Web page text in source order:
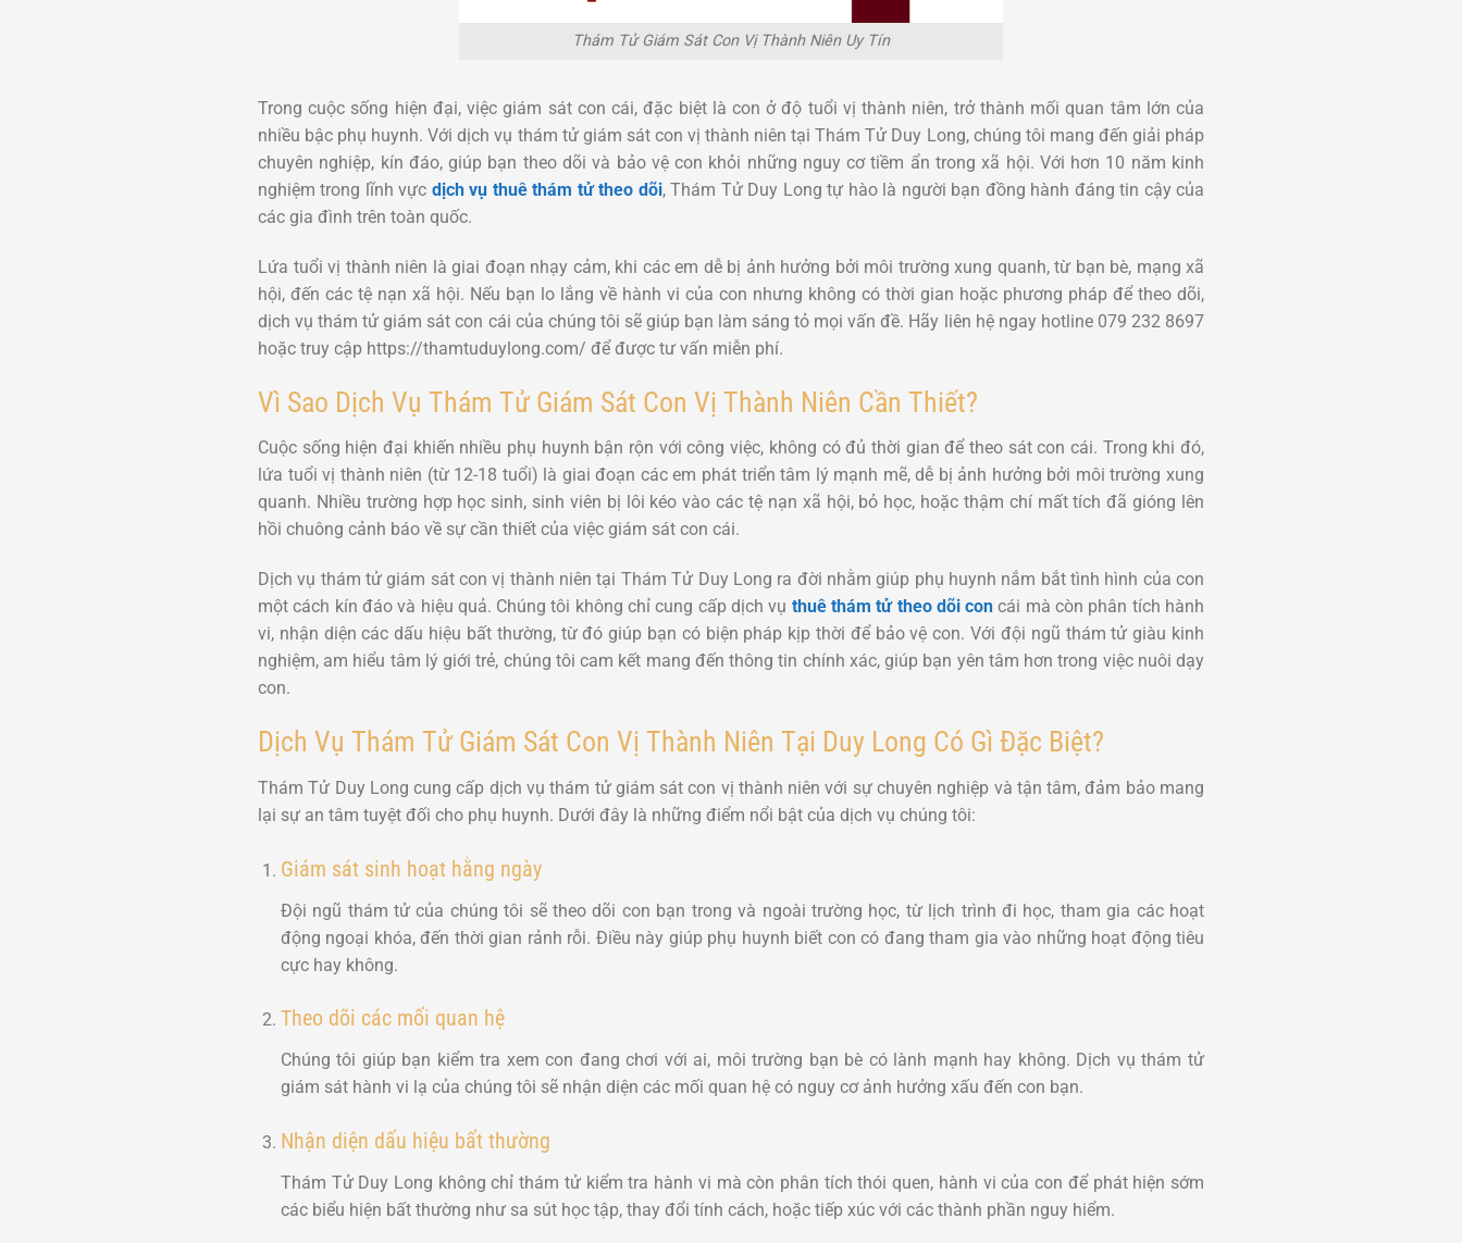
Thám Tử Giám Sát Con Vị Thành Niên Uy Tín
Trong cuộc sống hiện đại, việc giám sát con cái, đặc biệt là con ở độ tuổi vị thành niên, trở thành mối quan tâm lớn của
nhiều bậc phụ huynh. Với dịch vụ thám tử giám sát con vị thành niên tại Thám Tử Duy Long, chúng tôi mang đến giải pháp
chuyên nghiệp, kín đáo, giúp bạn theo dõi và bảo vệ con khỏi những nguy cơ tiềm ẩn trong xã hội. Với hơn 10 năm kinh
nghiệm trong lĩnh vực dịch vụ thuê thám tử theo dõi, Thám Tử Duy Long tự hào là người bạn đồng hành đáng tin cậy của
các gia đình trên toàn quốc.
Lứa tuổi vị thành niên là giai đoạn nhạy cảm, khi các em dễ bị ảnh hưởng bởi môi trường xung quanh, từ bạn bè, mạng xã
hội, đến các tệ nạn xã hội. Nếu bạn lo lắng về hành vi của con nhưng không có thời gian hoặc phương pháp để theo dõi,
dịch vụ thám tử giám sát con cái của chúng tôi sẽ giúp bạn làm sáng tỏ mọi vấn đề. Hãy liên hệ ngay hotline 079 232 8697
hoặc truy cập https://thamtuduylong.com/ để được tư vấn miễn phí.
Vì Sao Dịch Vụ Thám Tử Giám Sát Con Vị Thành Niên Cần Thiết?
Cuộc sống hiện đại khiến nhiều phụ huynh bận rộn với công việc, không có đủ thời gian để theo sát con cái. Trong khi đó,
lứa tuổi vị thành niên (từ 12-18 tuổi) là giai đoạn các em phát triển tâm lý mạnh mẽ, dễ bị ảnh hưởng bởi môi trường xung
quanh. Nhiều trường hợp học sinh, sinh viên bị lôi kéo vào các tệ nạn xã hội, bỏ học, hoặc thậm chí mất tích đã gióng lên
hồi chuông cảnh báo về sự cần thiết của việc giám sát con cái.
Dịch vụ thám tử giám sát con vị thành niên tại Thám Tử Duy Long ra đời nhằm giúp phụ huynh nắm bắt tình hình của con
một cách kín đáo và hiệu quả. Chúng tôi không chỉ cung cấp dịch vụ thuê thám tử theo dõi con cái mà còn phân tích hành
vi, nhận diện các dấu hiệu bất thường, từ đó giúp bạn có biện pháp kịp thời để bảo vệ con. Với đội ngũ thám tử giàu kinh
nghiệm, am hiểu tâm lý giới trẻ, chúng tôi cam kết mang đến thông tin chính xác, giúp bạn yên tâm hơn trong việc nuôi dạy
con.
Dịch Vụ Thám Tử Giám Sát Con Vị Thành Niên Tại Duy Long Có Gì Đặc Biệt?
Thám Tử Duy Long cung cấp dịch vụ thám tử giám sát con vị thành niên với sự chuyên nghiệp và tận tâm, đảm bảo mang
lại sự an tâm tuyệt đối cho phụ huynh. Dưới đây là những điểm nổi bật của dịch vụ chúng tôi:
Giám sát sinh hoạt hằng ngày
Đội ngũ thám tử của chúng tôi sẽ theo dõi con bạn trong và ngoài trường học, từ lịch trình đi học, tham gia các hoạt
động ngoại khóa, đến thời gian rảnh rỗi. Điều này giúp phụ huynh biết con có đang tham gia vào những hoạt động tiêu
cực hay không.
Theo dõi các mối quan hệ
Chúng tôi giúp bạn kiểm tra xem con đang chơi với ai, môi trường bạn bè có lành mạnh hay không. Dịch vụ thám tử
giám sát hành vi lạ của chúng tôi sẽ nhận diện các mối quan hệ có nguy cơ ảnh hưởng xấu đến con bạn.
Nhận diện dấu hiệu bất thường
Thám Tử Duy Long không chỉ thám tử kiểm tra hành vi mà còn phân tích thói quen, hành vi của con để phát hiện sớm
các biểu hiện bất thường như sa sút học tập, thay đổi tính cách, hoặc tiếp xúc với các thành phần nguy hiểm.